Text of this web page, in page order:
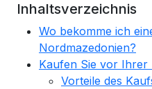
Inhaltsverzeichnis
Wo bekomme ich
Nordmazedonien?
Kaufen Sie vor Ihrer
Vorteile des